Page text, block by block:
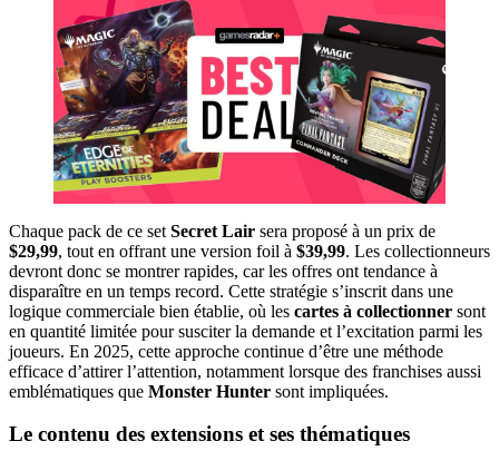
Chaque pack de ce set Secret Lair sera proposé à un prix de
$29,99, tout en offrant une version foil à $39,99. Les collectionneurs
devront donc se montrer rapides, car les offres ont tendance à
disparaître en un temps record. Cette stratégie s’inscrit dans une
logique commerciale bien établie, où les cartes à collectionner sont
en quantité limitée pour susciter la demande et l’excitation parmi les
joueurs. En 2025, cette approche continue d’être une méthode
efficace d’attirer l’attention, notamment lorsque des franchises aussi
emblématiques que Monster Hunter sont impliquées.
Le contenu des extensions et ses thématiques